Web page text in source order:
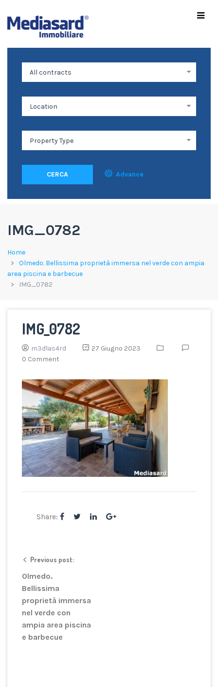
CERCA Advance
IMG_0782
Home
Olmedo. Bellissima proprietà immersa nel verde con ampia
area piscina e barbecue
IMG_0782
IMG_0782
m3d1as4rd
27 Giugno 2023
0 Comment
Share:
Previous post:
Olmedo.
Bellissima
proprietà immersa
nel verde con
ampia area piscina
e barbecue